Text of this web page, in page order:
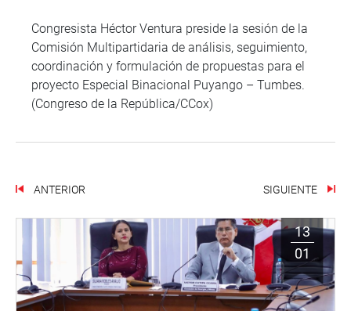
Congresista Héctor Ventura preside la sesión de la
Comisión Multipartidaria de análisis, seguimiento,
coordinación y formulación de propuestas para el
proyecto Especial Binacional Puyango – Tumbes.
(Congreso de la República/CCox)
ANTERIOR SIGUIENTE
13
01